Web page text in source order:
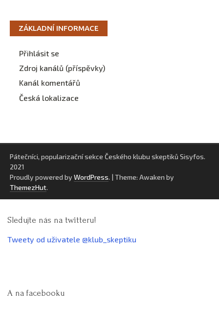
ZÁKLADNÍ INFORMACE
Přihlásit se
Zdroj kanálů (příspěvky)
Kanál komentářů
Česká lokalizace
Pátečníci, popularizační sekce Českého klubu skeptiků Sisyfos.
2021
Proudly powered by WordPress. | Theme: Awaken by
ThemezHut.
Sledujte nás na twitteru!
Tweety od uživatele @klub_skeptiku
A na facebooku